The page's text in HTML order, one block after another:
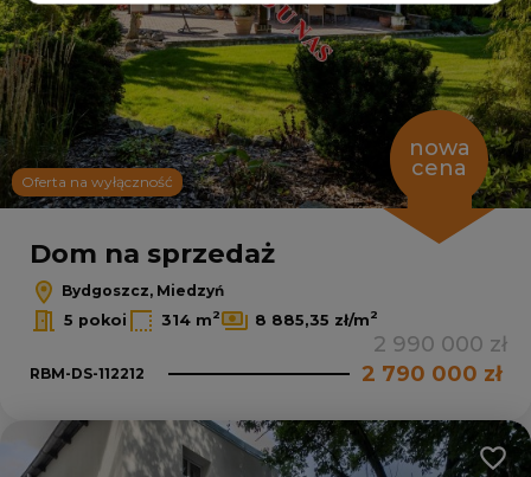
Oferta na wyłączność
nowa
cena
Dom na sprzedaż
Bydgoszcz, Miedzyń
5 pokoi
314 m2 8 885,35 zł/m2
2 990 000 zł
RBM-DS-112212 2 790 000 zł